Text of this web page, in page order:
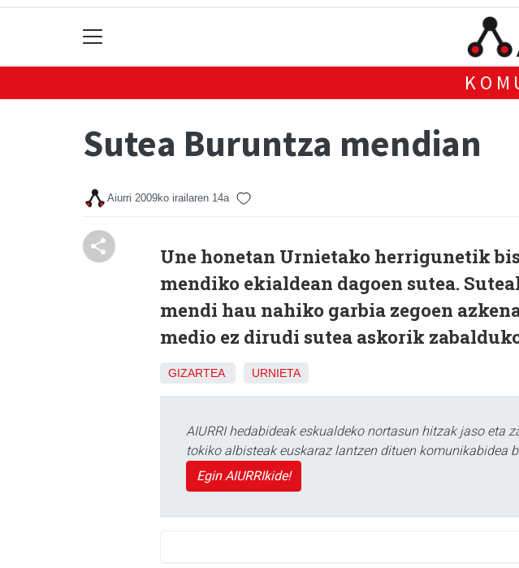
Sutea Buruntza mendian
Aiurri 2009ko irailaren 14a
Une honetan Urnietako herrigunetik
mendiko ekialdean dagoen sutea.
mendi hau nahiko garbia zegoen
medio ez dirudi sutea askorik
GIZARTEA URNIETA
AIURRI hedabideak eskualdeko nortasun hitzak jaso eta
tokiko albisteak euskaraz lantzen dituen komunikabidea
Egin AIURRIkide!